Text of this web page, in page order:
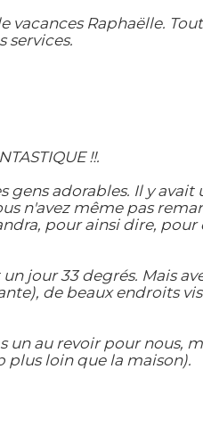
Raphaëlle.
services.
!!.
gens adorables. Il y
n'avez même pas
pour ainsi dire,
jour 33 degrés. Mais
de beaux endroits
au revoir pour nous,
plus loin que la maison).